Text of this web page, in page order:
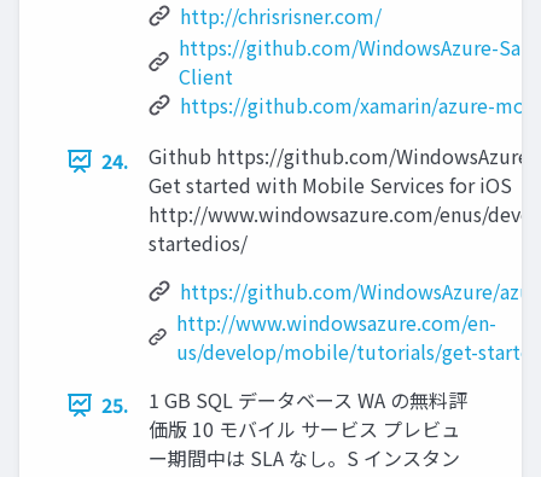
http://chrisrisner.com/
https://github.com/WindowsAzure-
Client
https://github.com/xamarin/azure-
24.
Github https://github.com/
Get started with Mobile Services for iOS
http://www.windowsazure.com/enus/
startedios/
https://github.com/WindowsAzure/
http://www.windowsazure.com/en-
us/develop/mobile/tutorials/get-
25.
1 GB SQL データベース WA の無料評
価版 10 モバイル サービス プレビュ
ー期間中は SLA なし。S インスタン